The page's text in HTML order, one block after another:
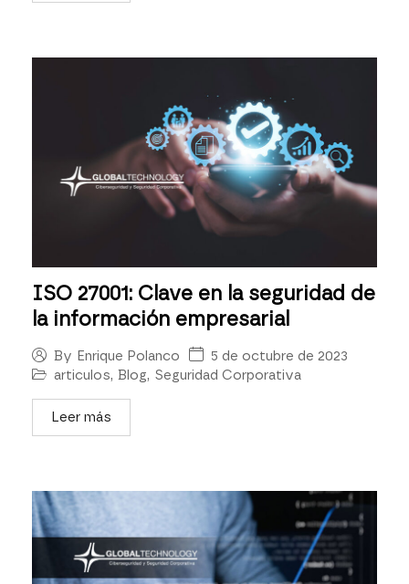
ISO 27001: Clave en la seguridad de
la información empresarial
By Enrique Polanco
5 de octubre de 2023
articulos, Blog, Seguridad Corporativa
Leer más